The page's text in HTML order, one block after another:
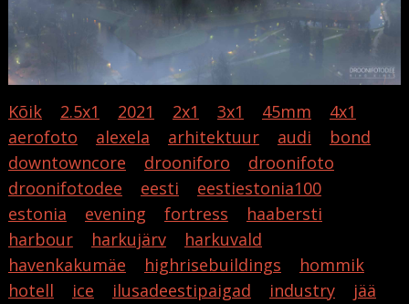
Kõik 2.5x1 2021 2x1 3x1 45mm
4x1
aerofoto
alexela arhitektuur audi
bond
downtowncore
drooniforo
droonifoto
droonifotodee
eesti
eestiestonia100
estonia
evening fortress
haabersti
harbour
harkujärv
harkuvald
havenkakumäe
highrisebuildings
hommik
hotell
ice ilusadeestipaigad industry
jää